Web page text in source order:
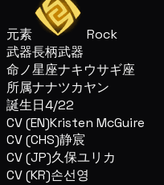
元素
Rock
武器長柄武器
命ノ星座ナキウサギ座
所属ナナツカヤン
誕生日4/22
CV (EN)Kristen McGuire
CV (CHS)静宸
CV (JP)久保ユリカ
CV (KR)손선영